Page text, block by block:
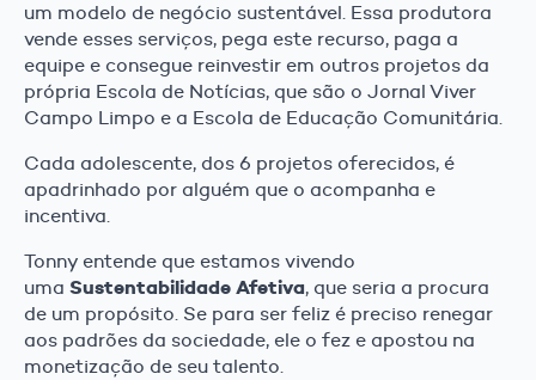
um modelo de negócio sustentável. Essa produtora
vende esses serviços, pega este recurso, paga a
equipe e consegue reinvestir em outros projetos da
própria Escola de Notícias, que são o Jornal Viver
Campo Limpo e a Escola de Educação Comunitária.
Cada adolescente, dos 6 projetos oferecidos, é
apadrinhado por alguém que o acompanha e
incentiva.
Tonny entende que estamos vivendo
uma Sustentabilidade Afetiva, que seria a procura
de um propósito. Se para ser feliz é preciso renegar
aos padrões da sociedade, ele o fez e apostou na
monetização de seu talento.